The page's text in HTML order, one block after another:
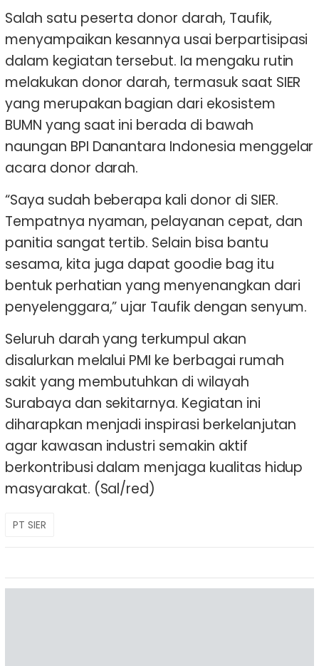
Salah satu peserta donor darah, Taufik,
menyampaikan kesannya usai berpartisipasi
dalam kegiatan tersebut. Ia mengaku rutin
melakukan donor darah, termasuk saat SIER
yang merupakan bagian dari ekosistem
BUMN yang saat ini berada di bawah
naungan BPI Danantara Indonesia menggelar
acara donor darah.
“Saya sudah beberapa kali donor di SIER.
Tempatnya nyaman, pelayanan cepat, dan
panitia sangat tertib. Selain bisa bantu
sesama, kita juga dapat goodie bag itu
bentuk perhatian yang menyenangkan dari
penyelenggara,” ujar Taufik dengan senyum.
Seluruh darah yang terkumpul akan
disalurkan melalui PMI ke berbagai rumah
sakit yang membutuhkan di wilayah
Surabaya dan sekitarnya. Kegiatan ini
diharapkan menjadi inspirasi berkelanjutan
agar kawasan industri semakin aktif
berkontribusi dalam menjaga kualitas hidup
masyarakat. (Sal/red)
PT SIER